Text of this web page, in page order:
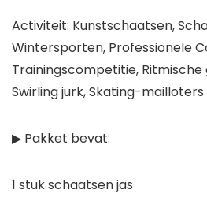
Activiteit: Kunstschaatsen,
Wintersporten, Professionele
Trainingscompetitie,
Swirling jurk, Skating-mailloters
▶ Pakket bevat:
1 stuk schaatsen jas